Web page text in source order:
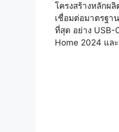
โครงสร้างหลักผ
เชื่อมต่อมาตรฐา
ที่สุด อย่าง USB-
Home 2024 แล